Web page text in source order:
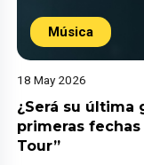
Música
18 May 2026
¿Será su última
primeras
Tour”